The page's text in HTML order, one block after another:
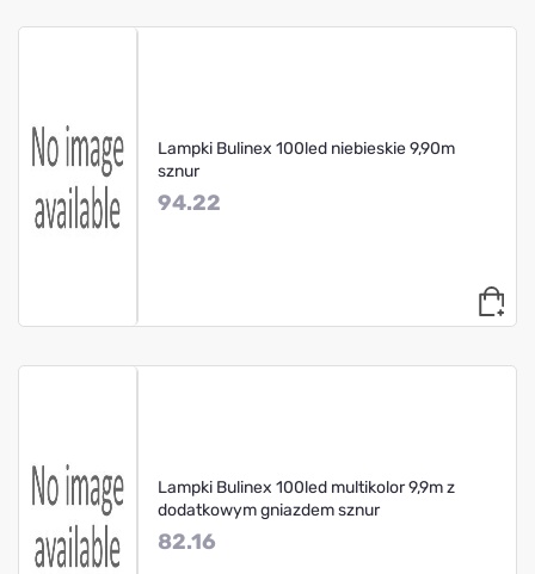
Lampki Bulinex 100led niebieskie 9,90m
sznur
94.22
Lampki Bulinex 100led multikolor 9,9m z
dodatkowym gniazdem sznur
82.16